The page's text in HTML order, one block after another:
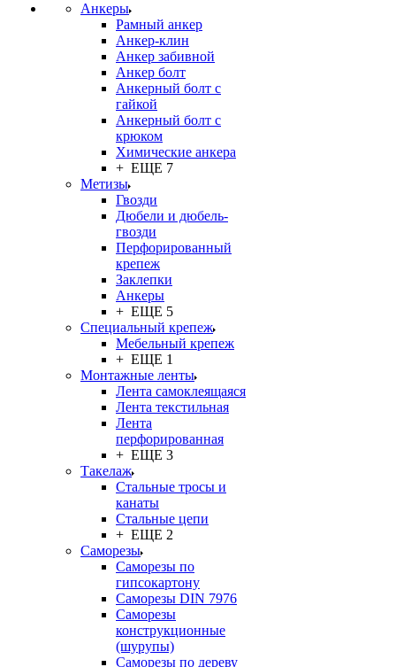
Анкеры
Рамный анкер
Анкер-клин
Анкер забивной
Анкер болт
Анкерный болт с
гайкой
Анкерный болт с
крюком
Химические анкера
+ ЕЩЕ 7
Метизы
Гвозди
Дюбели и дюбель-
гвозди
Перфорированный
крепеж
Заклепки
Анкеры
+ ЕЩЕ 5
Специальный крепеж
Мебельный крепеж
+ ЕЩЕ 1
Монтажные ленты
Лента самоклеящаяся
Лента текстильная
Лента
перфорированная
+ ЕЩЕ 3
Такелаж
Стальные тросы и
канаты
Стальные цепи
+ ЕЩЕ 2
Саморезы
Саморезы по
гипсокартону
Саморезы DIN 7976
Саморезы
конструкционные
(шурупы)
Саморезы по дереву